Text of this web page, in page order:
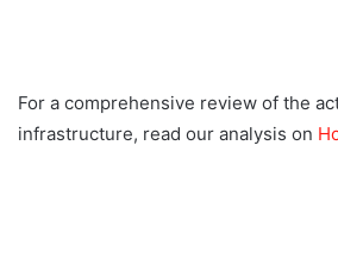
For a comprehensive review of the
infrastructure, read our analysis on